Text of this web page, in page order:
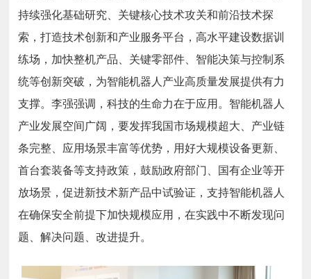
持续强化基础研究、关键核心技术攻关和前沿技术探
索，打造技术创新和产业服务平台，高水平建设数据训
练场，加快整机产品、关键零部件、智能决策与控制系
统等创新突破，为智能机器人产业高质量发展提供有力
支撑。李强强调，科技的生命力在于应用。智能机器人
产业发展空间广阔，要发挥我国市场规模超大、产业链
条完整、应用场景丰富等优势，用好大规模设备更新、
首台套装备等支持政策，鼓励政府部门、国有企业等开
放场景，促进新技术新产品中试验证，支持智能机器人
在确保安全前提下加快规模应用，在实践中不断发现问
题、解决问题、改进提升。